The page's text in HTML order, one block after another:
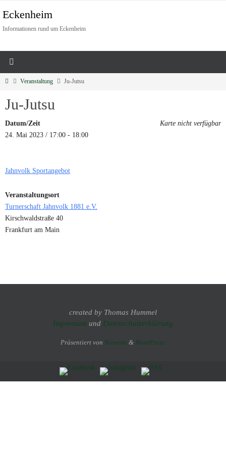
Eckenheim
Informationen rund um Eckenheim
Veranstaltung Ju-Jutsu
Ju-Jutsu
Karte nicht verfügbar
Datum/Zeit
24. Mai 2023 / 17:00 - 18:00
Jahnvolk Sportangebot
Veranstaltungsort
Turnerschaft Jahnvolk 1881 e.V.
Kirschwaldstraße 40
Frankfurt am Main
created by Thomas Hummel
Impressum und Datenschutzerklärung
Präsentiert von Nirvana & WordPress.